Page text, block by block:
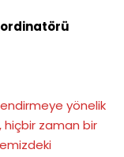
yönelik
hiçbir zaman bir